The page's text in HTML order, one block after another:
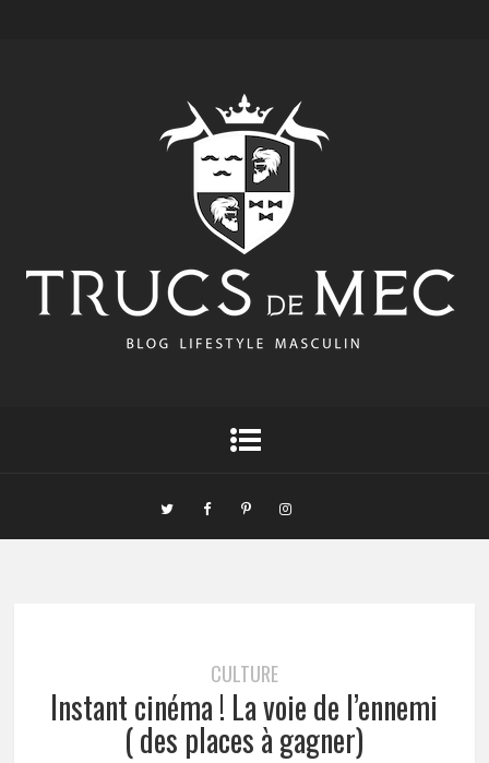
CULTURE
Instant cinéma ! La voie de l’ennemi
( des places à gagner)